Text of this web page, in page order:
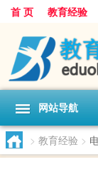
首 页 教育经验
网站导航
> 教育经验 >